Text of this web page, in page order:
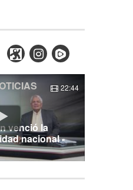
 
venció la
nacional -
22:44